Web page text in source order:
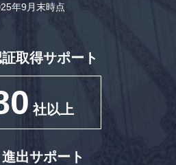
年9月末時点
取得サポート
社以上
出サポート